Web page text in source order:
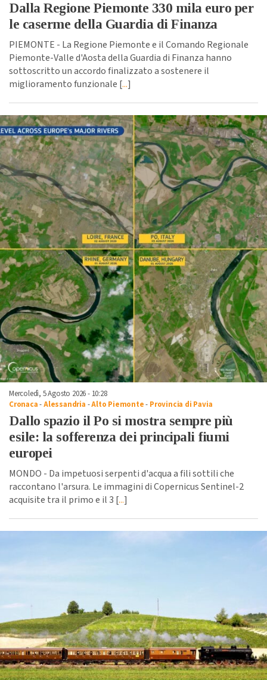
Dalla Regione Piemonte 330 mila euro per
le caserme della Guardia di Finanza
PIEMONTE - La Regione Piemonte e il Comando Regionale
Piemonte-Valle d'Aosta della Guardia di Finanza hanno
sottoscritto un accordo finalizzato a sostenere il
miglioramento funzionale [...]
Mercoledì, 5 Agosto 2026 - 10:28
Cronaca-Alessandria -Alto Piemonte- Provincia di Pavia
Dallo spazio il Po si mostra sempre più
esile: la sofferenza dei principali fiumi
europei
MONDO - Da impetuosi serpenti d'acqua a fili sottili che
raccontano l'arsura. Le immagini di Copernicus Sentinel-2
acquisite tra il primo e il 3 [...]